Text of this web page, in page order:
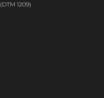
1209)